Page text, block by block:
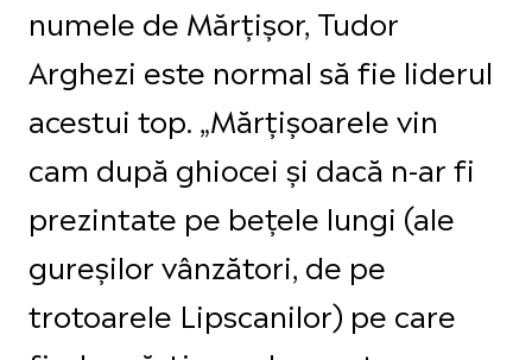
numele de Mărțișor, Tudor
Arghezi este normal să fie liderul
acestui top. „Mărţişoarele vin
cam după ghiocei şi dacă n-ar fi
prezintate pe beţele lungi (ale
gureşilor vânzători, de pe
trotoarele Lipscanilor) pe care